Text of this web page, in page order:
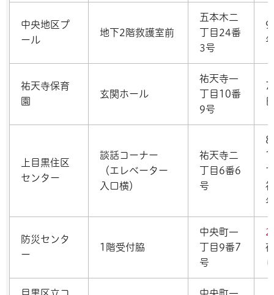
中央地区プ
ール
地下2階救護室前
五本木二
丁目24番
3号
9
祐天寺保育
園
玄関ホール
祐天寺一
丁目10番
9号
7
上目黒住区
センター
談話コーナー
（エレベーター
入口横）
祐天寺二
丁目6番6
号
8
1
防災センタ
ー
1階受付脇
中央町一
丁目9番7
号
目黒区立コ
中央町一